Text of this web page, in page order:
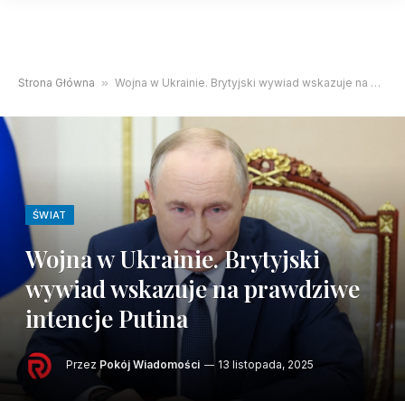
Strona Główna » Wojna w Ukrainie. Brytyjski wywiad wskazuje na prawdziwe intencje Putina
ŚWIAT
Wojna w Ukrainie. Brytyjski
wywiad wskazuje na prawdziwe
intencje Putina
Przez Pokój Wiadomości 13 listopada, 2025